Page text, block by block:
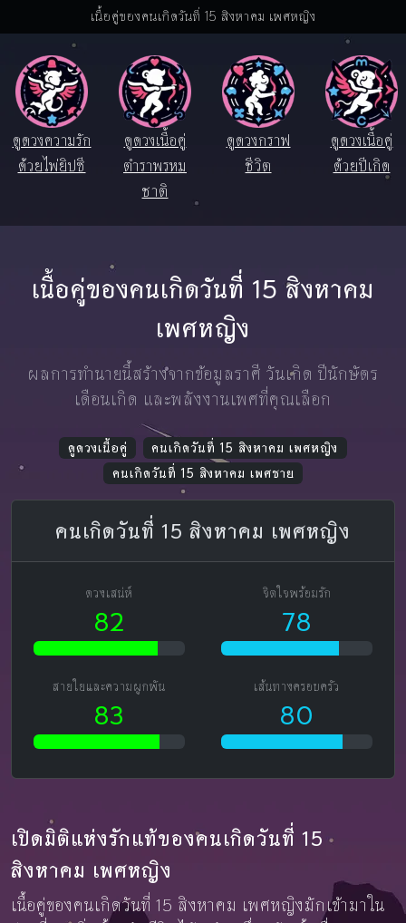
เนื้อคู่ของคนเกิดวันที่ 15 สิงหาคม เพศหญิง
ดูดวงความรัก
ด้วยไพ่ยิปซี
ดูดวงเนื้อคู่
ตำราพรหม
ชาติ
ดูดวงกราฟ
ชีวิต
ดูดวงเนื้อคู่
ด้วยปีเกิด
เนื้อคู่ของคนเกิดวันที่ 15 สิงหาคม
เพศหญิง
ผลการทำนายนี้สร้างจากข้อมูลราศี วันเกิด ปีนักษัตร
เดือนเกิด และพลังงานเพศที่คุณเลือก
ดูดวงเนื้อคู่
คนเกิดวันที่ 15 สิงหาคม เพศหญิง
คนเกิดวันที่ 15 สิงหาคม เพศชาย
คนเกิดวันที่ 15 สิงหาคม เพศหญิง
ดวงเสน่ห์
82
จิตใจพร้อมรัก
78
สายใยและความผูกพัน
83
เส้นทางครอบครัว
80
เปิดมิติแห่งรักแท้ของคนเกิดวันที่ 15
สิงหาคม เพศหญิง
เนื้อคู่ของคนเกิดวันที่ 15 สิงหาคม เพศหญิงมักเข้ามาใน